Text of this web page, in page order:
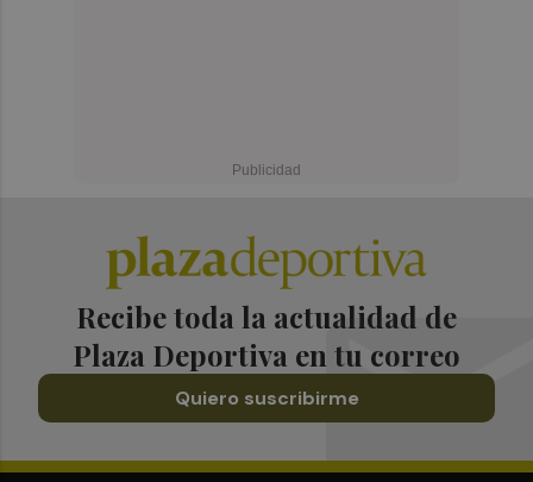
Recibe toda la actualidad de
Plaza Deportiva en tu correo
Quiero suscribirme